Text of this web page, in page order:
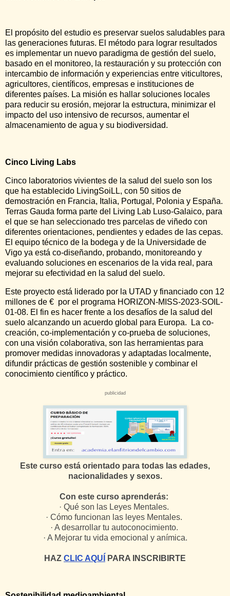
El propósito del estudio es preservar suelos saludables para
las generaciones futuras. El método para lograr resultados
es implementar un nuevo paradigma de gestión del suelo,
basado en el monitoreo, la restauración y su protección con
intercambio de información y experiencias entre viticultores,
agricultores, científicos, empresas e instituciones de
diferentes países. La misión es hallar soluciones locales
para reducir su erosión, mejorar la estructura, minimizar el
impacto del uso intensivo de recursos, aumentar el
almacenamiento de agua y su biodiversidad.
Cinco Living Labs
Cinco laboratorios vivientes de la salud del suelo son los
que ha establecido LivingSoiLL, con 50 sitios de
demostración en Francia, Italia, Portugal, Polonia y España.
Terras Gauda forma parte del Living Lab Luso-Galaico, para
el que se han seleccionado tres parcelas de viñedo con
diferentes orientaciones, pendientes y edades de las cepas.
El equipo técnico de la bodega y de la Universidade de
Vigo ya está co-diseñando, probando, monitoreando y
evaluando soluciones en escenarios de la vida real, para
mejorar su efectividad en la salud del suelo.
Este proyecto está liderado por la UTAD y financiado con 12
millones de € por el programa HORIZON-MISS-2023-SOIL-
01-08. El fin es hacer frente a los desafíos de la salud del
suelo alcanzando un acuerdo global para Europa. La co-
creación, co-implementación y co-prueba de soluciones,
con una visión colaborativa, son las herramientas para
promover medidas innovadoras y adaptadas localmente,
difundir prácticas de gestión sostenible y combinar el
conocimiento científico y práctico.
publicidad
Este curso está orientado para todas las edades,
nacionalidades y sexos.
Con este curso aprenderás:
· Qué son las Leyes Mentales.
· Cómo funcionan las leyes Mentales.
· A desarrollar tu autoconocimiento.
· A Mejorar tu vida emocional y anímica.
HAZ CLIC AQUÍ PARA INSCRIBIRTE